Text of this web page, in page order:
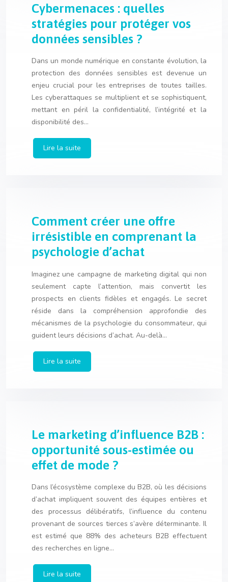
Cybermenaces : quelles
stratégies pour protéger vos
données sensibles ?
Dans un monde numérique en constante évolution, la
protection des données sensibles est devenue un
enjeu crucial pour les entreprises de toutes tailles.
Les cyberattaques se multiplient et se sophistiquent,
mettant en péril la confidentialité, l’intégrité et la
disponibilité des…
Lire la suite
Comment créer une offre
irrésistible en comprenant la
psychologie d’achat
Imaginez une campagne de marketing digital qui non
seulement capte l’attention, mais convertit les
prospects en clients fidèles et engagés. Le secret
réside dans la compréhension approfondie des
mécanismes de la psychologie du consommateur, qui
guident leurs décisions d’achat. Au-delà…
Lire la suite
Le marketing d’influence B2B :
opportunité sous-estimée ou
effet de mode ?
Dans l’écosystème complexe du B2B, où les décisions
d’achat impliquent souvent des équipes entières et
des processus délibératifs, l’influence du contenu
provenant de sources tierces s’avère déterminante. Il
est estimé que 88% des acheteurs B2B effectuent
des recherches en ligne…
Lire la suite